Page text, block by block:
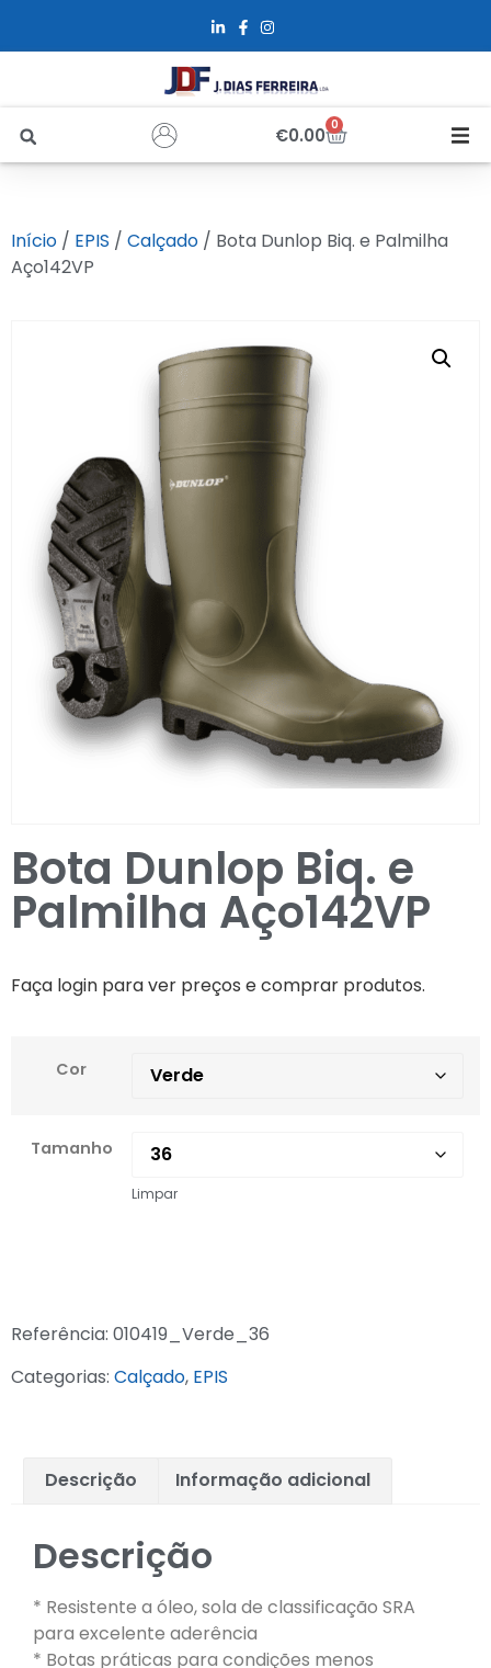
€0.00 0
Sobre Nós
Alfus
Recrutamento
Contactos
Entrar / Registar
Início / EPIS / Calçado / Bota Dunlop Biq. e Palmilha
Aço142VP
Bota Dunlop Biq. e
Palmilha Aço142VP
Faça login para ver preços e comprar produtos.
Cor
Tamanho
Limpar
Referência: 010419_Verde_36
Categorias: Calçado, EPIS
Descrição Informação adicional
Descrição
* Resistente a óleo, sola de classificação SRA
para excelente aderência
* Botas práticas para condições menos